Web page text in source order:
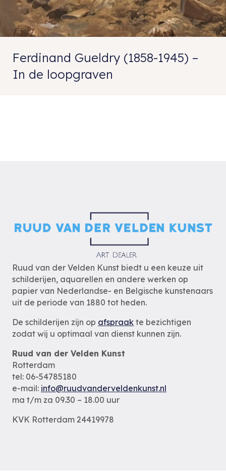
Ferdinand Gueldry (1858-1945) –
In de loopgraven
Ruud van der Velden Kunst biedt u een keuze uit
schilderijen, aquarellen en andere werken op
papier van Nederlandse- en Belgische kunstenaars
uit de periode van 1880 tot heden.
De schilderijen zijn op afspraak te bezichtigen
zodat wij u optimaal van dienst kunnen zijn.
Ruud van der Velden Kunst
Rotterdam
tel: 06-54785180
e-mail: info@ruudvanderveldenkunst.nl
ma t/m za 09.30 – 18.00 uur
KVK Rotterdam 24419978